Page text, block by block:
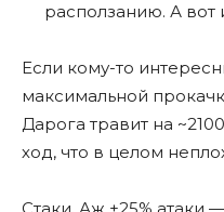
расползанию. А
Если кому-то
максимальной
Дарога травит на
ход, что в целом